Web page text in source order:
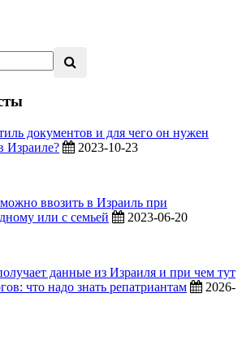
документов и для чего он нужен
Израиле?
2023-10-23
ввозить в Израиль при
или с семьей
2023-06-20
данные из Израиля и при чем тут
что надо знать репатриантам
2026-